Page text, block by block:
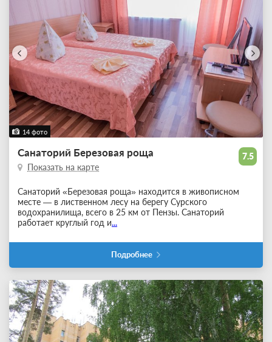
14 фото
7.5
Санаторий Березовая роща
Показать на карте
Санаторий «Березовая роща» находится в живописном
месте — в лиственном лесу на берегу Сурского
водохранилища, всего в 25 км от Пензы. Санаторий
работает круглый год и...
Подробнее